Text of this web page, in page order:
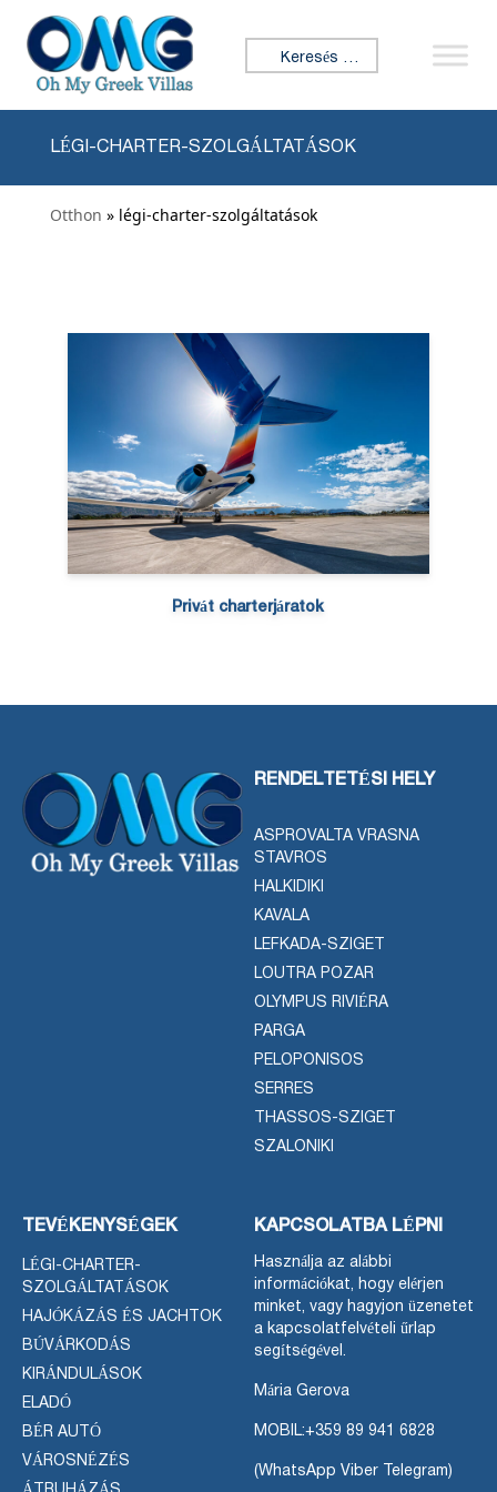
Ugrás a tartalomhoz
Keresés:
LÉGI-CHARTER-SZOLGÁLTATÁSOK
Otthon » légi-charter-szolgáltatások
Privát charterjáratok
RENDELTETÉSI HELY
ASPROVALTA VRASNA
STAVROS
HALKIDIKI
KAVALA
LEFKADA-SZIGET
LOUTRA POZAR
OLYMPUS RIVIÉRA
PARGA
PELOPONISOS
SERRES
THASSOS-SZIGET
SZALONIKI
TEVÉKENYSÉGEK
LÉGI-CHARTER-
SZOLGÁLTATÁSOK
HAJÓKÁZÁS ÉS JACHTOK
BÚVÁRKODÁS
KIRÁNDULÁSOK
ELADÓ
BÉR AUTÓ
VÁROSNÉZÉS
KAPCSOLATBA LÉPNI
Használja az alábbi
információkat, hogy elérjen
minket, vagy hagyjon üzenetet
a kapcsolatfelvételi űrlap
segítségével.
Mária Gerova
MOBIL:+359 89 941 6828
(WhatsApp Viber Telegram)